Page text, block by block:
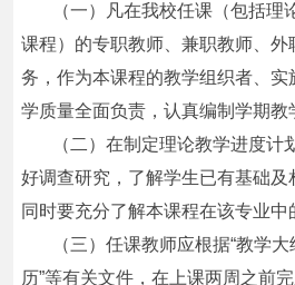
（一）凡在我校任课（包括
课程）的专职教师、兼职教师、外
务，作为本课程的教学组织者、实
学质量全面负责，认真编制学期教
（二）在制定理论教学进度
好调查研究，了解学生已有基础及
同时要充分了解本课程在该专业中
（三）任课教师应根据“教学大
历”等有关文件，在上课两周之前